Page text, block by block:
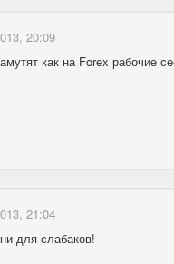
20:09
как на Forex рабочие
21:04
для слабаков!